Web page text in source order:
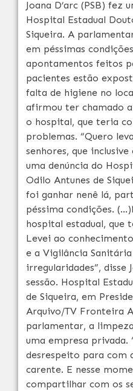
Joana D’arc (PSB) fez
Hospital Estadual
Siqueira. A
em péssimas
apontamentos feitos
pacientes estão
falta de higiene no
afirmou ter chamado
o hospital, que teria
problemas. “Quero
senhores, que
uma denúncia do
Odilo Antunes de
foi ganhar nenê lá,
péssima condições.
hospital estadual, que
Levei ao
e a Vigilância
irregularidades”, disse
sessão. Hospital
de Siqueira, em
Arquivo/TV Fronteira
parlamentar, a
uma empresa privada.
desrespeito para com
carente. E nesse
compartilhar com os